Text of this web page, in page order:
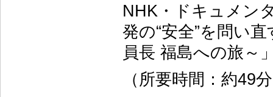
NHK・ドキュメン
発の“安全”を問い
員長 福島への旅～
（所要時間：約49